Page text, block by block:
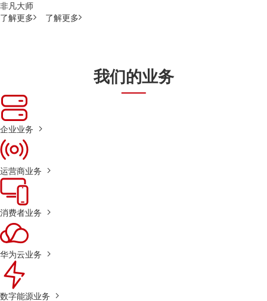
非凡大师
了解更多
了解更多
我们的业务
企业业务
运营商业务
消费者业务
华为云业务
数字能源业务